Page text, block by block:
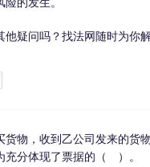
问吗？找法网随时为你解
货物，收到乙公司发来的货
充分体现了票据的（ ）。